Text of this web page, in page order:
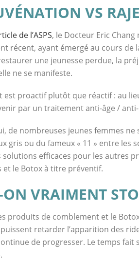
VS
de l’ASPS, le Docteur Eric
récent, ayant émergé au cours
une jeunesse perdue, la
ne se manifeste.
est proactif plutôt que réactif : au
par un traitement anti-âge /
de nombreuses jeunes femmes
gris ou du fameux « 11 » entre les
solutions efficaces pour les autres
et le Botox à titre préventif.
ON VRAIMENT
produits de comblement et le
puissent retarder l’apparition des
de progresser. Le temps